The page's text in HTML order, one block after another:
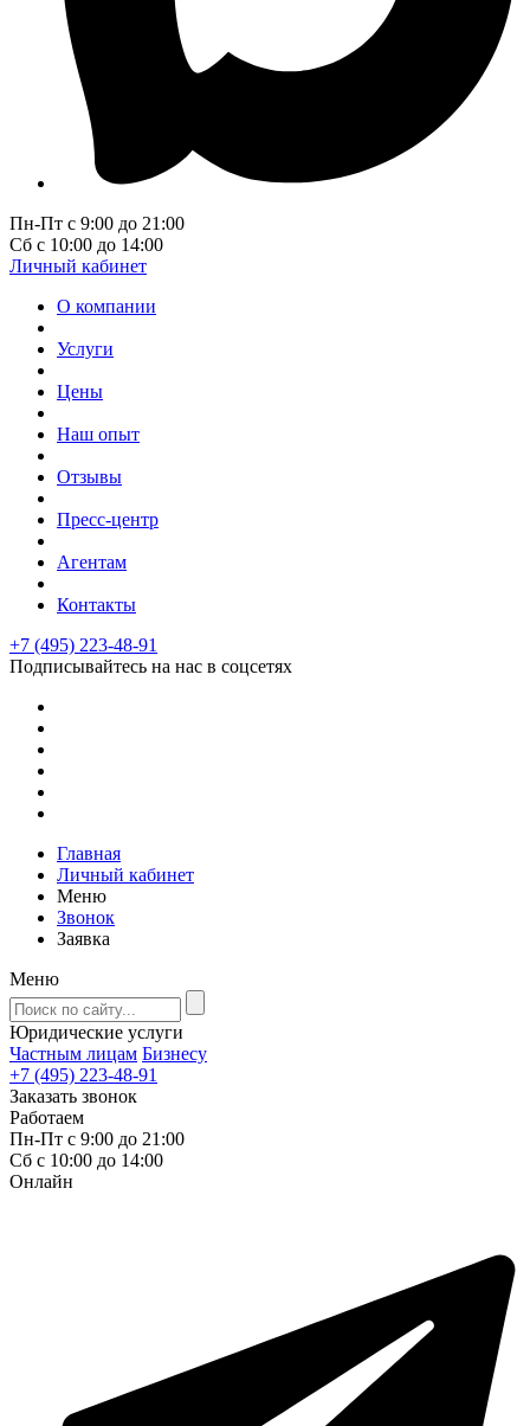
Пн-Пт с 9:00 до 21:00
Сб с 10:00 до 14:00
Личный кабинет
О компании
Услуги
Цены
Наш опыт
Отзывы
Пресс-центр
Агентам
Контакты
+7 (495) 223-48-91
Подписывайтесь на нас в соцсетях
Главная
Личный кабинет
Меню
Звонок
Заявка
Меню
Юридические услуги
Частным лицам Бизнесу
+7 (495) 223-48-91
Заказать звонок
Работаем
Пн-Пт с 9:00 до 21:00
Сб с 10:00 до 14:00
Онлайн